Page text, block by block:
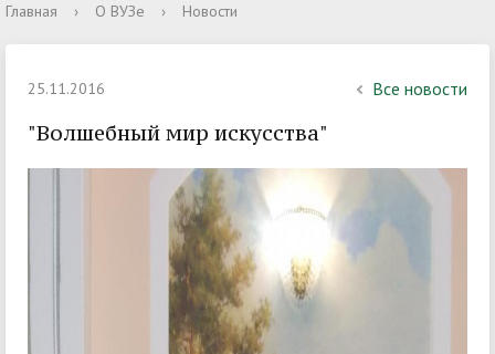
Главная › О ВУЗе › Новости
25.11.2016 Все новости
"Волшебный мир искусства"